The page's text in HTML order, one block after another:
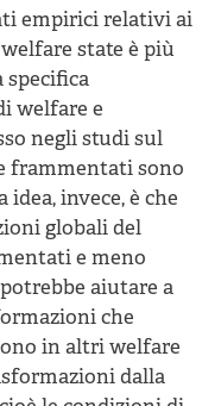
empirici relativi ai
state è più
specifica
welfare e
negli studi sul
frammentati sono
invece, è che
globali del
e meno
aiutare a
che
in altri welfare
dalla